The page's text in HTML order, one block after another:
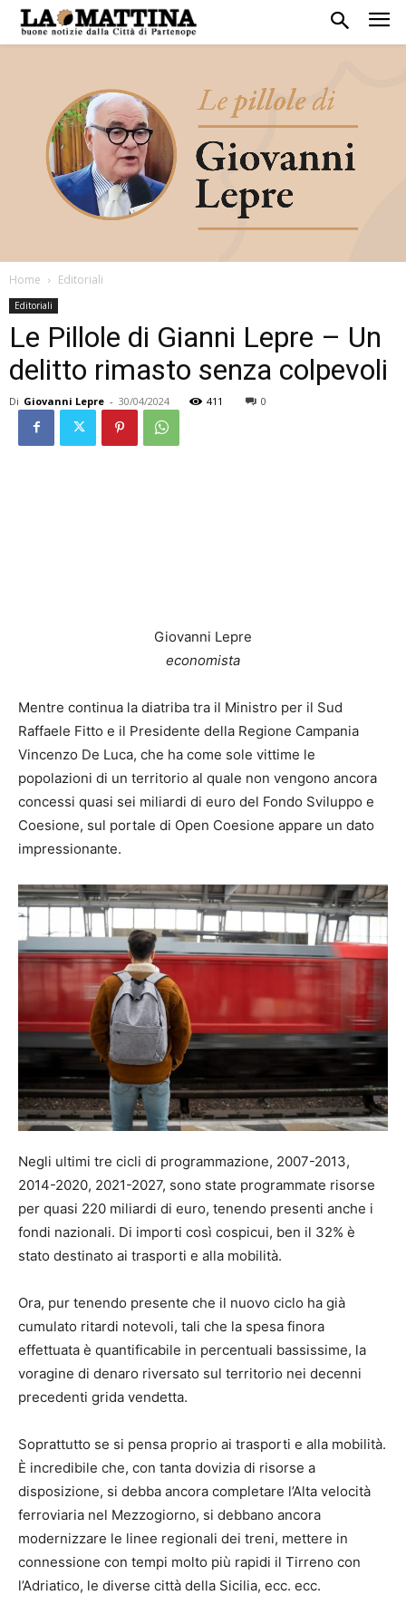
Home Editoriali
Editoriali
Le Pillole di Gianni Lepre – Un
delitto rimasto senza colpevoli
Di Giovanni Lepre - 30/04/2024 411 0
Giovanni Lepre
economista
Mentre continua la diatriba tra il Ministro per il Sud
Raffaele Fitto e il Presidente della Regione Campania
Vincenzo De Luca, che ha come sole vittime le
popolazioni di un territorio al quale non vengono ancora
concessi quasi sei miliardi di euro del Fondo Sviluppo e
Coesione, sul portale di Open Coesione appare un dato
impressionante.
Negli ultimi tre cicli di programmazione, 2007-2013,
2014-2020, 2021-2027, sono state programmate risorse
per quasi 220 miliardi di euro, tenendo presenti anche i
fondi nazionali. Di importi così cospicui, ben il 32% è
stato destinato ai trasporti e alla mobilità.
Ora, pur tenendo presente che il nuovo ciclo ha già
cumulato ritardi notevoli, tali che la spesa finora
effettuata è quantificabile in percentuali bassissime, la
voragine di denaro riversato sul territorio nei decenni
precedenti grida vendetta.
Soprattutto se si pensa proprio ai trasporti e alla mobilità.
È incredibile che, con tanta dovizia di risorse a
disposizione, si debba ancora completare l’Alta velocità
ferroviaria nel Mezzogiorno, si debbano ancora
modernizzare le linee regionali dei treni, mettere in
connessione con tempi molto più rapidi il Tirreno con
l’Adriatico, le diverse città della Sicilia, ecc. ecc.